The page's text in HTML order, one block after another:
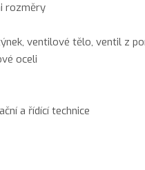
rozměry
ventilové tělo, ventil z
oceli
a řídící technice